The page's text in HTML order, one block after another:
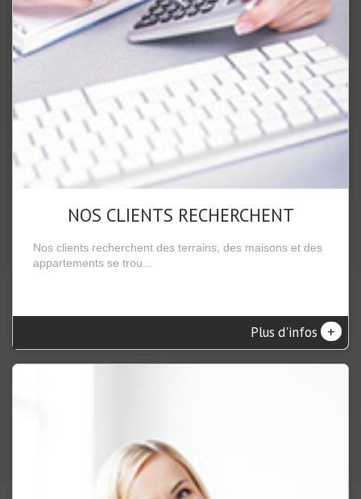
NOS CLIENTS RECHERCHENT
Nos clients recherchent des terrains, des maisons et des
appartements se trou...
Plus d'infos +